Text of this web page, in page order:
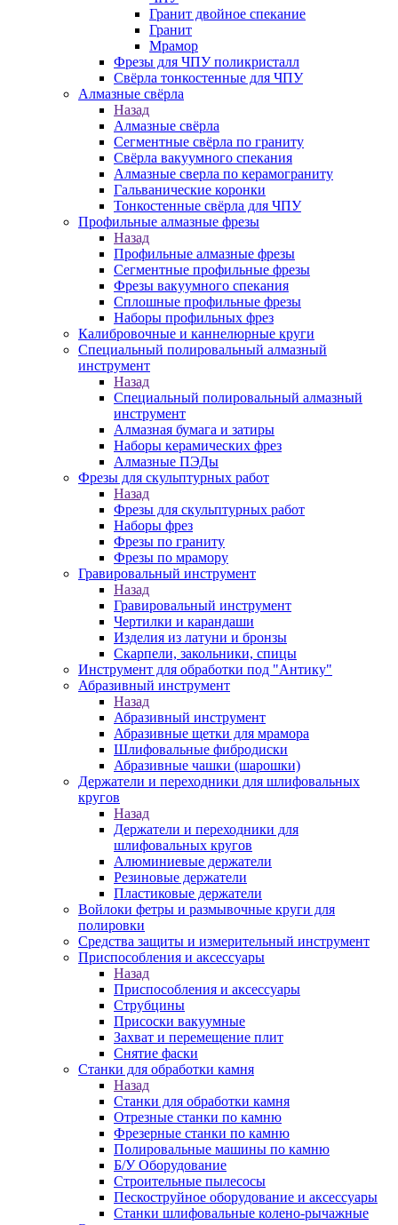
Гранит двойное спекание
Гранит
Мрамор
Фрезы для ЧПУ поликристалл
Свёрла тонкостенные для ЧПУ
Алмазные свёрла
Назад
Алмазные свёрла
Сегментные свёрла по граниту
Свёрла вакуумного спекания
Алмазные сверла по керамограниту
Гальванические коронки
Тонкостенные свёрла для ЧПУ
Профильные алмазные фрезы
Назад
Профильные алмазные фрезы
Сегментные профильные фрезы
Фрезы вакуумного спекания
Сплошные профильные фрезы
Наборы профильных фрез
Калибровочные и каннелюрные круги
Специальный полировальный алмазный
инструмент
Назад
Специальный полировальный алмазный
инструмент
Алмазная бумага и затиры
Наборы керамических фрез
Алмазные ПЭДы
Фрезы для скульптурных работ
Назад
Фрезы для скульптурных работ
Наборы фрез
Фрезы по граниту
Фрезы по мрамору
Гравировальный инструмент
Назад
Гравировальный инструмент
Чертилки и карандаши
Изделия из латуни и бронзы
Скарпели, закольники, спицы
Инструмент для обработки под "Антику"
Абразивный инструмент
Назад
Абразивный инструмент
Абразивные щетки для мрамора
Шлифовальные фибродиски
Абразивные чашки (шарошки)
Держатели и переходники для шлифовальных
кругов
Назад
Держатели и переходники для
шлифовальных кругов
Алюминиевые держатели
Резиновые держатели
Пластиковые держатели
Войлоки фетры и размывочные круги для
полировки
Средства защиты и измерительный инструмент
Приспособления и аксессуары
Назад
Приспособления и аксессуары
Струбцины
Присоски вакуумные
Захват и перемещение плит
Снятие фаски
Станки для обработки камня
Назад
Станки для обработки камня
Отрезные станки по камню
Фрезерные станки по камню
Полировальные машины по камню
Б/У Оборудование
Строительные пылесосы
Пескоструйное оборудование и аксессуары
Станки шлифовальные колено-рычажные